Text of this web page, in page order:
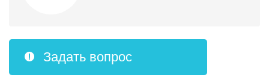
Задать вопрос